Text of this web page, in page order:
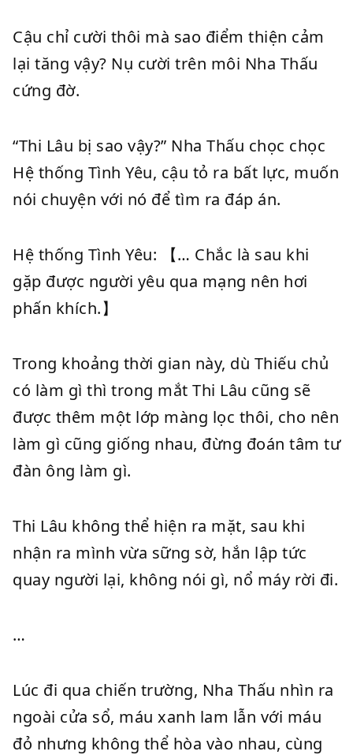
Cậu chỉ cười thôi mà sao điểm thiện cảm
lại tăng vậy? Nụ cười trên môi Nha Thấu
cứng đờ.
“Thi Lâu bị sao vậy?” Nha Thấu chọc chọc
Hệ thống Tình Yêu, cậu tỏ ra bất lực, muốn
nói chuyện với nó để tìm ra đáp án.
Hệ thống Tình Yêu: 【… Chắc là sau khi
gặp được người yêu qua mạng nên hơi
phấn khích.】
Trong khoảng thời gian này, dù Thiếu chủ
có làm gì thì trong mắt Thi Lâu cũng sẽ
được thêm một lớp màng lọc thôi, cho nên
làm gì cũng giống nhau, đừng đoán tâm tư
đàn ông làm gì.
Thi Lâu không thể hiện ra mặt, sau khi
nhận ra mình vừa sững sờ, hắn lập tức
quay người lại, không nói gì, nổ máy rời đi.
…
Lúc đi qua chiến trường, Nha Thấu nhìn ra
ngoài cửa sổ, máu xanh lam lẫn với máu
đỏ nhưng không thể hòa vào nhau, cùng